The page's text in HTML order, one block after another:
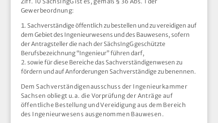
Gewerbeordnung:
Sachverständige öffentlich zu bestellen und zu vereidigen auf
dem Gebiet des Ingenieurwesens und des Bauwesens, sofern
der Antragsteller die nach der SächsIngG geschützte
Berufsbezeichnung “Ingenieur” führen darf,
sowie für diese Bereiche das Sachverständigenwesen zu
fördern und auf Anforderungen Sachverständige zu benennen.
Dem Sachverständigenausschuss der Ingenieurkammer
Sachsen obliegt u.a. die Vorprüfung der Anträge auf
öffentliche Bestellung und Vereidigung aus dem Bereich
des Ingenieurwesens ausgenommen Bauwesen.